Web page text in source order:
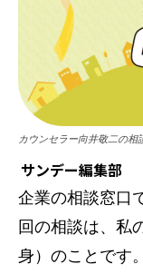
カウンセラー向井敬二の相
サンデー編集部
企業の相談窓口
回の相談は、
身）のことです